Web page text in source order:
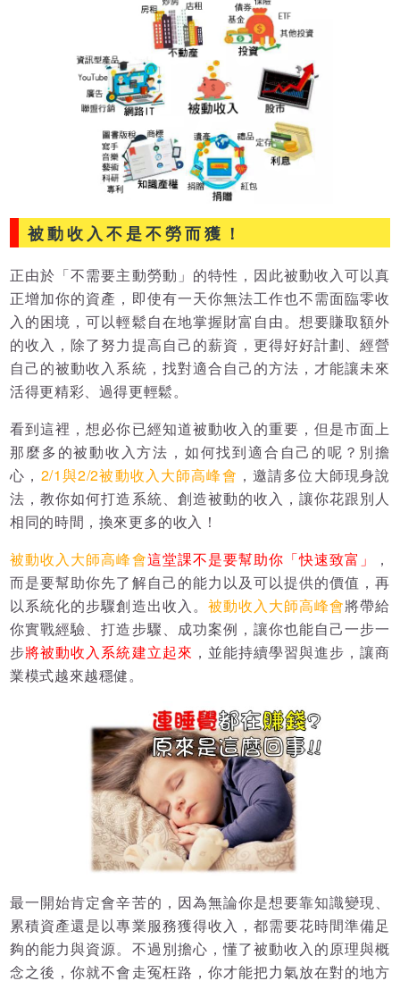
被動收入不是不勞而獲！
正由於「不需要主動勞動」的特性，因此被動收入可以真
正增加你的資產，即使有一天你無法工作也不需面臨零收
入的困境，可以輕鬆自在地掌握財富自由。想要賺取額外
的收入，除了努力提高自己的薪資，更得好好計劃、經營
自己的被動收入系統，找對適合自己的方法，才能讓未來
活得更精彩、過得更輕鬆。
看到這裡，想必你已經知道被動收入的重要，但是市面上
那麼多的被動收入方法，如何找到適合自己的呢？別擔
心， 2/1與2/2被動收入大師高峰會 ，邀請多位大師現身說
法，教你如何打造系統、創造被動的收入，讓你花跟別人
相同的時間，換來更多的收入！
被動收入大師高峰會這堂課不是要幫助你「快速致富」
，
而是要幫助你先了解自己的能力以及可以提供的價值，再
以系統化的步驟創造出收入。 被動收入大師高峰會將帶給
你實戰經驗、打造步驟、成功案例，讓你也能自己一步一
步將被動收入系統建立起來 ，並能持續學習與進步，讓商
業模式越來越穩健。
最一開始肯定會辛苦的，因為無論你是想要靠知識變現、
累積資產還是以專業服務獲得收入，都需要花時間準備足
夠的能力與資源。不過別擔心，懂了被動收入的原理與概
念之後，你就不會走冤枉路，你才能把力氣放在對的地方